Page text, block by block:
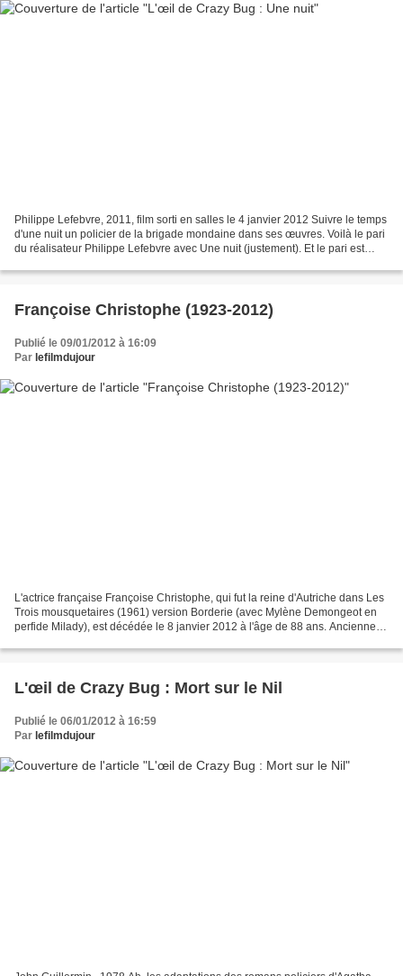
Philippe Lefebvre, 2011, film sorti en salles le 4 janvier 2012 Suivre le temps
d'une nuit un policier de la brigade mondaine dans ses œuvres. Voilà le pari
du réalisateur Philippe Lefebvre avec Une nuit (justement). Et le pari est
Françoise Christophe (1923-2012)
Publié le 09/01/2012 à 16:09
Par lefilmdujour
L'actrice française Françoise Christophe, qui fut la reine d'Autriche dans Les
Trois mousquetaires (1961) version Borderie (avec Mylène Demongeot en
perfide Milady), est décédée le 8 janvier 2012 à l'âge de 88 ans. Ancienne
L'œil de Crazy Bug : Mort sur le Nil
Publié le 06/01/2012 à 16:59
Par lefilmdujour